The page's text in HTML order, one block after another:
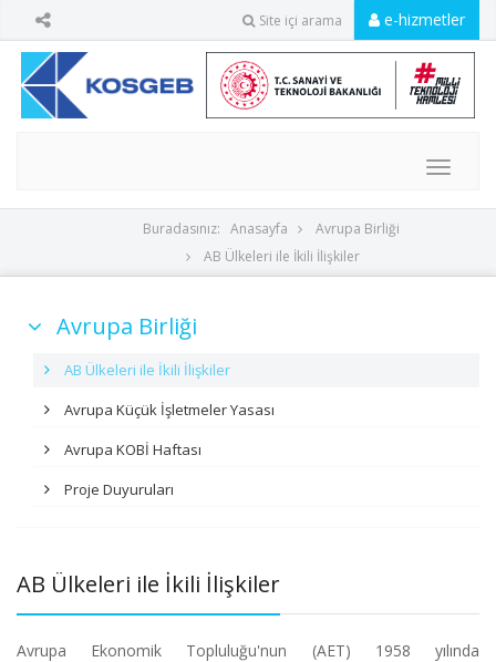
Site içi arama e-hizmetler
MENU
Buradasınız: Anasayfa
Avrupa Birliği
AB Ülkeleri ile İkili İlişkiler
Avrupa Birliği
AB Ülkeleri ile İkili İlişkiler
Avrupa Küçük İşletmeler Yasası
Avrupa KOBİ Haftası
Proje Duyuruları
AB Ülkeleri ile İkili İlişkiler
Avrupa Ekonomik Topluluğu'nun (AET) 1958 yılında